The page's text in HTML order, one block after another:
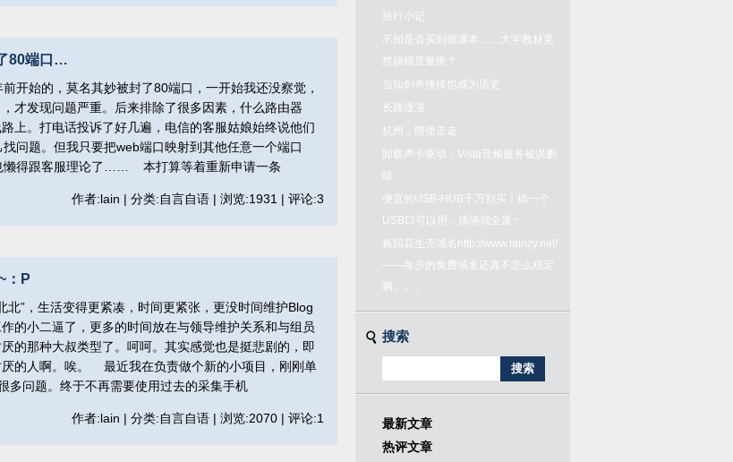
80端口…
开始的，莫名其妙被封了80端口，一开始我还没察觉，
才发现问题严重。后来排除了很多因素，什么路由器
上。打电话投诉了好几遍，电信的客服姑娘始终说他们
问题。但我只要把web端口映射到其他任意一个端口
懒得跟客服理论了…… 本打算等着重新申请一条
作者:lain | 分类:自言自语 | 浏览:1931 | 评论:3
：P
”，生活变得更紧凑，时间更紧张，更没时间维护Blog
的小二逼了，更多的时间放在与领导维护关系和与组员
的那种大叔类型了。呵呵。其实感觉也是挺悲剧的，即
的人啊。唉。 最近我在负责做个新的小项目，刚刚单
多问题。终于不再需要使用过去的采集手机
作者:lain | 分类:自言自语 | 浏览:2070 | 评论:1
旅行小记
不知是否买到假课本……大学教材竟
然搞错度量衡？
当仙剑奇侠传也成为历史
长路漫漫
杭州，随便走走
卸载声卡驱动，Vista音频服务被误删
除
便宜的USB-HUB千万别买！插一个
USB口可以用，插俩就全废~
换回花生壳域名http://www.lainzy.net/
——每步的免费域名还真不怎么稳定
啊。。。
搜索
最新文章
热评文章